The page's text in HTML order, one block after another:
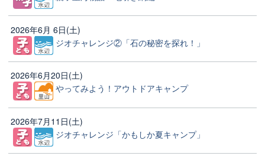
2026年6月 6日(土)
ジオチャレンジ②「石の秘密を探れ！」
2026年6月20日(土)
やってみよう！アウトドアキャンプ
2026年7月11日(土)
ジオチャレンジ「かもしか夏キャンプ」